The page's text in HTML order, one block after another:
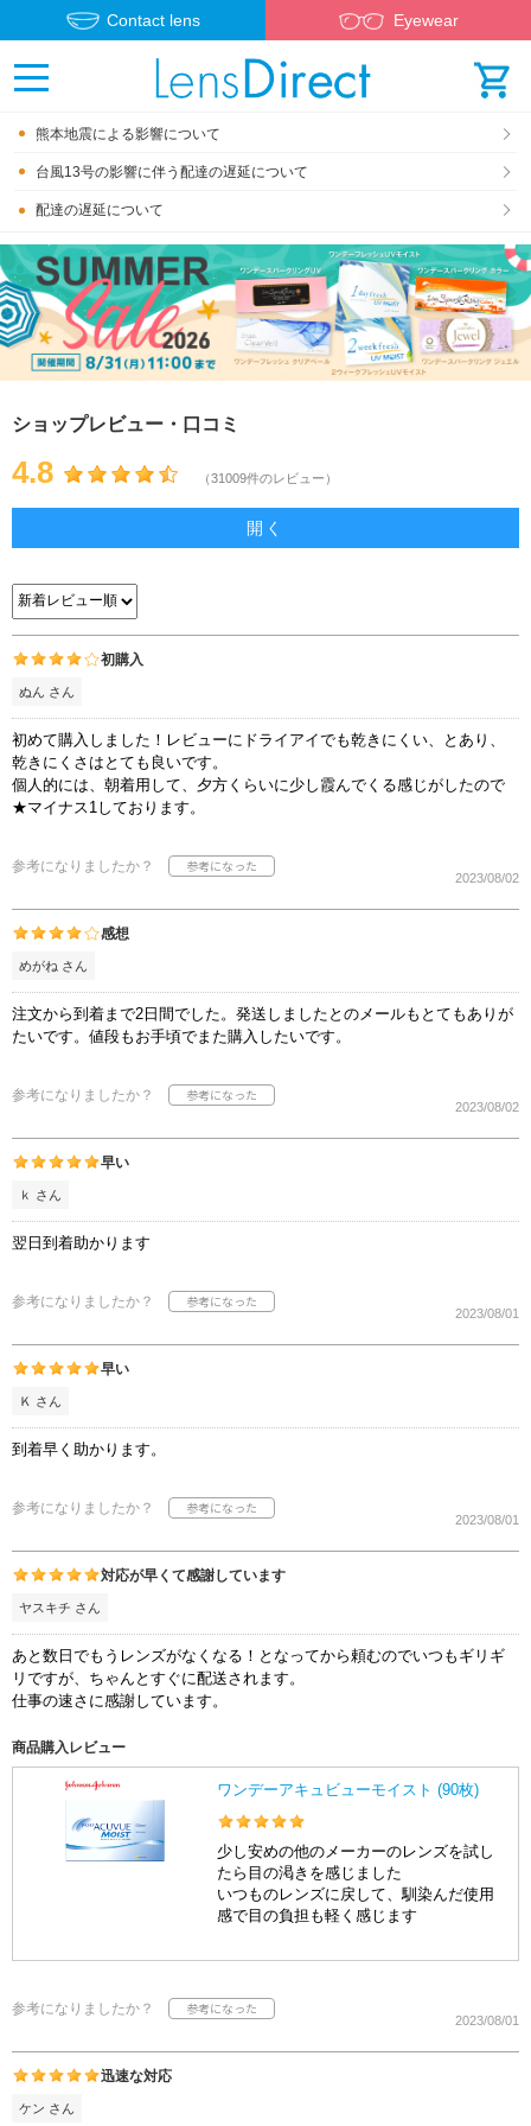
Contact lens Eyewear
熊本地震による影響について
台風13号の影響に伴う配達の遅延について
配達の遅延について
ショップレビュー・口コミ
4.8 （31009件のレビュー）
開く
初購入
ぬん さん
初めて購入しました！レビューにドライアイでも乾きにくい、とあり、
乾きにくさはとても良いです。
個人的には、朝着用して、夕方くらいに少し霞んでくる感じがしたので
★マイナス1しております。
参考になりましたか？
2023/08/02
感想
めがね さん
注文から到着まで2日間でした。発送しましたとのメールもとてもありが
たいです。値段もお手頃でまた購入したいです。
参考になりましたか？
2023/08/02
早い
ｋ さん
翌日到着助かります
参考になりましたか？
2023/08/01
早い
Ｋ さん
到着早く助かります。
参考になりましたか？
2023/08/01
対応が早くて感謝しています
ヤスキチ さん
あと数日でもうレンズがなくなる！となってから頼むのでいつもギリギ
リですが、ちゃんとすぐに配送されます。
仕事の速さに感謝しています。
商品購入レビュー
ワンデーアキュビューモイスト (90枚)
少し安めの他のメーカーのレンズを試し
たら目の渇きを感じました
いつものレンズに戻して、馴染んだ使用
感で目の負担も軽く感じます
参考になりましたか？
2023/08/01
迅速な対応
ケン さん